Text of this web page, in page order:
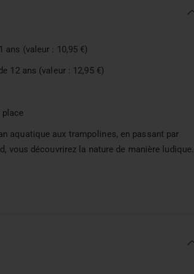
ans (valeur : 10,95 €)
12 ans (valeur : 12,95 €)
aquatique aux trampolines, en passant par
vous découvrirez la nature de manière ludique.